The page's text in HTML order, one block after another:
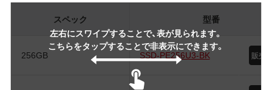
左右にスワイプすることで、表が見られます。
こちらをタップすることで非表示にできます。
スペック 型番
256GB SSD-PE256U3-BK